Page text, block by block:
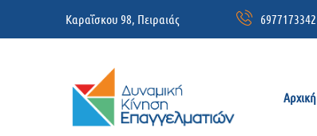
Καραΐσκου 98, Πειραιάς 6977173342
Αρχική